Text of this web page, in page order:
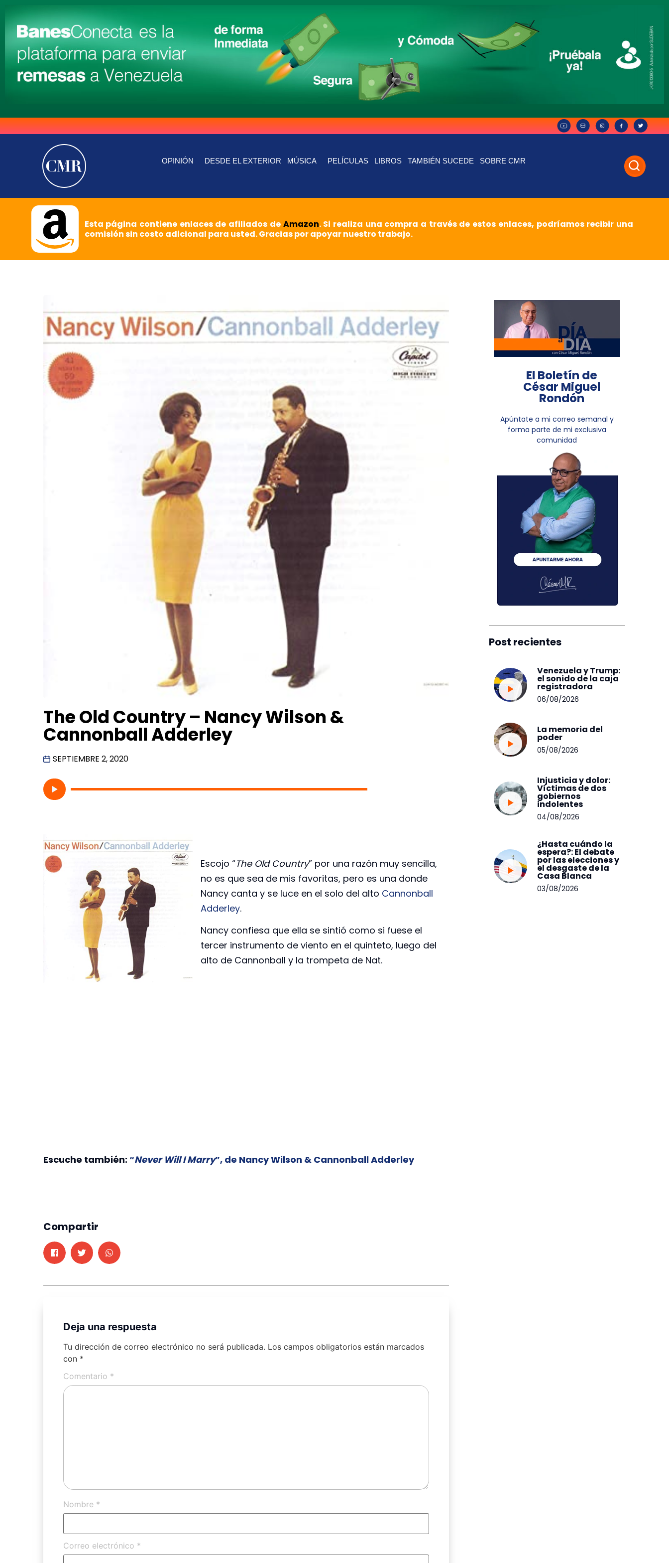
OPINIÓN DESDE EL EXTERIOR MÚSICA PELÍCULAS LIBROS TAMBIÉN SUCEDE SOBRE CMR
Esta página contiene enlaces de afiliados de Amazon. Si realiza una compra a través de estos enlaces, podríamos recibir una
comisión sin costo adicional para usted. Gracias por apoyar nuestro trabajo.
The Old Country – Nancy Wilson &
Cannonball Adderley
SEPTIEMBRE 2, 2020
Escojo “The Old Country” por una razón muy sencilla,
no es que sea de mis favoritas, pero es una donde
Nancy canta y se luce en el solo del alto Cannonball
Adderley.
Nancy confiesa que ella se sintió como si fuese el
tercer instrumento de viento en el quinteto, luego del
alto de Cannonball y la trompeta de Nat.
Escuche también: “Never Will I Marry”, de Nancy Wilson & Cannonball Adderley
Compartir
Deja una respuesta
Tu dirección de correo electrónico no será publicada. Los campos obligatorios están marcados
con *
Comentario *
Nombre *
Correo electrónico *
El Boletín de
César Miguel
Rondón
Apúntate a mi correo semanal y
forma parte de mi exclusiva
comunidad
Post recientes
Venezuela y Trump:
el sonido de la caja
registradora
06/08/2026
La memoria del
poder
05/08/2026
Injusticia y dolor:
Víctimas de dos
gobiernos
indolentes
04/08/2026
¿Hasta cuándo la
espera?: El debate
por las elecciones y
el desgaste de la
Casa Blanca
03/08/2026